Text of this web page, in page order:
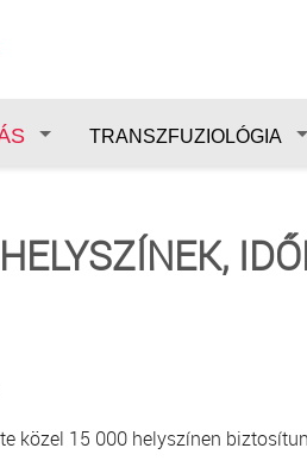
TRANSZFUZIOLÓGIA
HELYSZÍNEK,
közel 15 000 helyszínen